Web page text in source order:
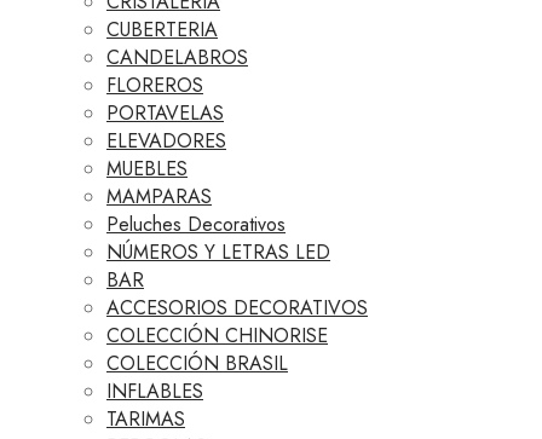
CUBERTERIA
CANDELABROS
FLOREROS
PORTAVELAS
ELEVADORES
MUEBLES
MAMPARAS
Peluches Decorativos
NÚMEROS Y LETRAS LED
BAR
ACCESORIOS DECORATIVOS
COLECCIÓN CHINORISE
COLECCIÓN BRASIL
INFLABLES
TARIMAS